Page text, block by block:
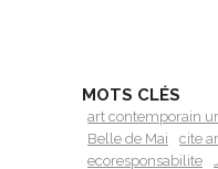
MOTS CLÉS
art contemporain
Belle de Mai
cite
ecoresponsabilite